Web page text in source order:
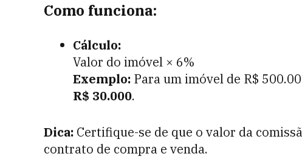
Como funciona:
Cálculo:
Valor do imóvel × 6%
Exemplo: Para um imóvel de R$
R$ 30.000.
Dica: Certifique-se de que o valor da
contrato de compra e venda.